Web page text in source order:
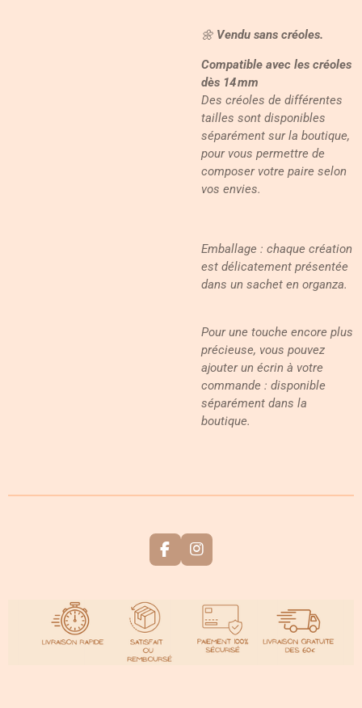
🌼 Vendu sans créoles.
Compatible avec les créoles
dès 14 mm
Des créoles de différentes
tailles sont disponibles
séparément sur la boutique,
pour vous permettre de
composer votre paire selon
vos envies.
Emballage : chaque création
est délicatement présentée
dans un sachet en organza.
Pour une touche encore plus
précieuse, vous pouvez
ajouter un écrin à votre
commande : disponible
séparément dans la
boutique.
F
a
k
I
n
g
r